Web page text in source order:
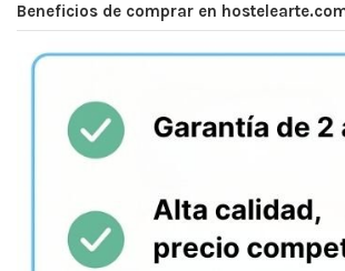
Beneficios de comprar en